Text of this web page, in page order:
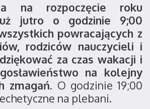
na rozpoczęcie roku
jutro o godzinie 9;00
powracających z
rodziców nauczycieli i
za czas wakacji i
na kolejny
zmagań. O godzinie 19;00
na plebani.